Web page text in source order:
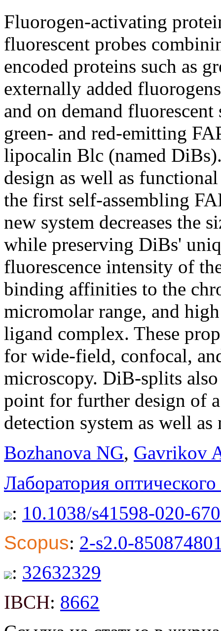
Fluorogen-activating
fluorescent probes
encoded proteins such as
externally added
and on demand
green- and red-emitting
lipocalin Blc (named
design as well as
the first self-assembling
new system decreases the
while preserving DiBs'
fluorescence intensity of
binding affinities to the
micromolar range, and
ligand complex. These
for wide-field, confocal,
microscopy. DiB-splits
point for further design of
detection system as well as
Bozhanova NG, Gavrikov
Лаборатория
: 10.1038/s41598-020-
Scopus: 2-s2.0-
: 32632329
IBCH: 8662